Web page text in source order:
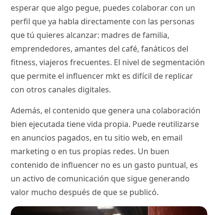
esperar que algo pegue, puedes colaborar con un
perfil que ya habla directamente con las personas
que tú quieres alcanzar: madres de familia,
emprendedores, amantes del café, fanáticos del
fitness, viajeros frecuentes. El nivel de segmentación
que permite el influencer mkt es difícil de replicar
con otros canales digitales.
Además, el contenido que genera una colaboración
bien ejecutada tiene vida propia. Puede reutilizarse
en anuncios pagados, en tu sitio web, en email
marketing o en tus propias redes. Un buen
contenido de influencer no es un gasto puntual, es
un activo de comunicación que sigue generando
valor mucho después de que se publicó.